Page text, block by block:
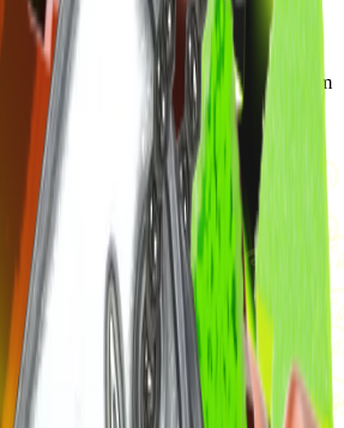
к любому оружию. Каждый
можно отсоединить с помощью Charm
брелоки возвращаются в
10 июля 2025 года в честь
2025 CS2 Major Championship. Он
матча четвертьфинала между